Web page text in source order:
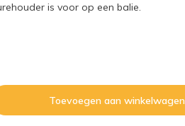
is voor op een balie.
Toevoegen aan winkelwagen